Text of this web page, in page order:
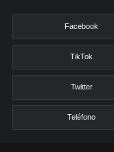
Facebook
TikTok
Twitter
Teléfono